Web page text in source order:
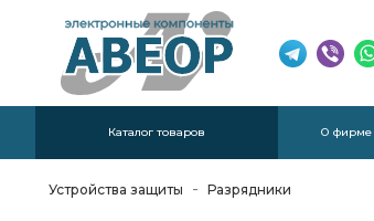
Каталог товаров О фирме
Устройства защиты Разрядники